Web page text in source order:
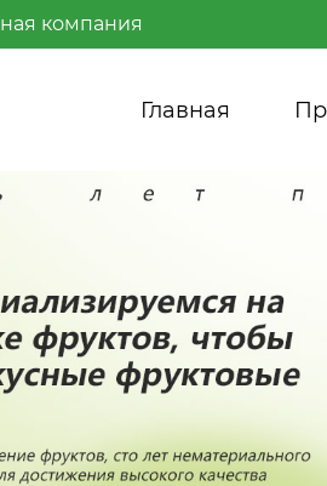
компания
Главная